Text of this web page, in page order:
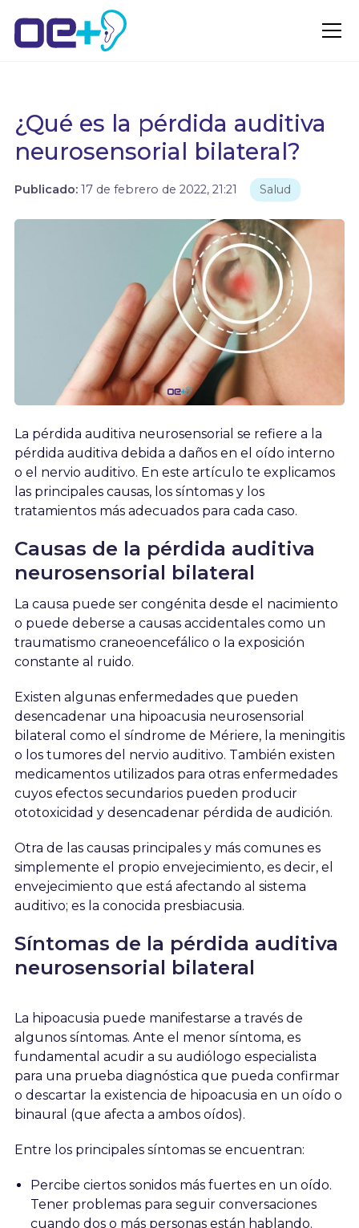
¿Qué es la pérdida auditiva
neurosensorial bilateral?
Publicado: 17 de febrero de 2022, 21:21 Salud
La pérdida auditiva neurosensorial se refiere a la
pérdida auditiva debida a daños en el oído interno
o el nervio auditivo. En este artículo te explicamos
las principales causas, los síntomas y los
tratamientos más adecuados para cada caso.
Causas de la pérdida auditiva
neurosensorial bilateral
La causa puede ser congénita desde el nacimiento
o puede deberse a causas accidentales como un
traumatismo craneoencefálico o la exposición
constante al ruido.
Existen algunas enfermedades que pueden
desencadenar una hipoacusia neurosensorial
bilateral como el síndrome de Mériere, la meningitis
o los tumores del nervio auditivo. También existen
medicamentos utilizados para otras enfermedades
cuyos efectos secundarios pueden producir
ototoxicidad y desencadenar pérdida de audición.
Otra de las causas principales y más comunes es
simplemente el propio envejecimiento, es decir, el
envejecimiento que está afectando al sistema
auditivo; es la conocida presbiacusia.
Síntomas de la pérdida auditiva
neurosensorial bilateral
La hipoacusia puede manifestarse a través de
algunos síntomas. Ante el menor síntoma, es
fundamental acudir a su audiólogo especialista
para una prueba diagnóstica que pueda confirmar
o descartar la existencia de hipoacusia en un oído o
binaural (que afecta a ambos oídos).
Entre los principales síntomas se encuentran:
Percibe ciertos sonidos más fuertes en un oído.
Tener problemas para seguir conversaciones
cuando dos o más personas están hablando.